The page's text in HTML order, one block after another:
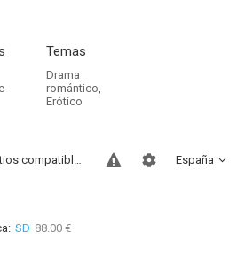
Temas
Drama
romántico,
Erótico
España
Sitios compatibles
SD 88.00 €